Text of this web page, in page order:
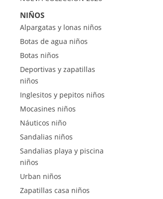
NIÑOS
Alpargatas y lonas niños
Botas de agua niños
Botas niños
Deportivas y zapatillas
niños
Inglesitos y pepitos niños
Mocasines niños
Náuticos niño
Sandalias niños
Sandalias playa y piscina
niños
Urban niños
Zapatillas casa niños